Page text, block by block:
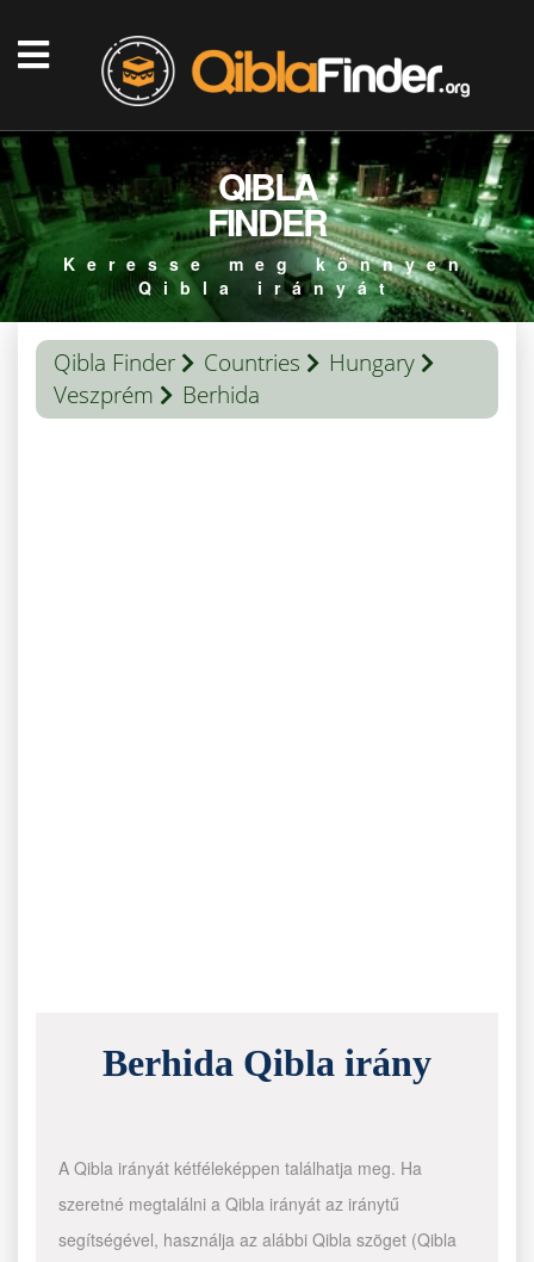
QIBLA
FINDER
Keresse meg könnyen
Qibla irányát
Qibla Finder Countries
Hungary
Veszprém
Berhida
Berhida Qibla irány
A Qibla irányát kétféleképpen találhatja meg. Ha
szeretné megtalálni a Qibla irányát az iránytű
segítségével, használja az alábbi Qibla szöget (Qibla